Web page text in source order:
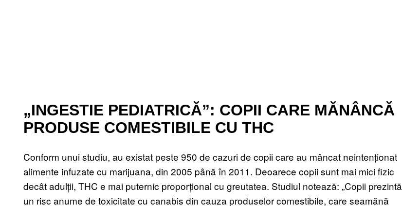
„INGESTIE PEDIATRICĂ”: COPII CARE MĂNÂNCĂ
PRODUSE COMESTIBILE CU THC
Conform unui studiu, au existat peste 950 de cazuri de copii care au mâncat neintenționat
alimente infuzate cu marijuana, din 2005 până în 2011. Deoarece copii sunt mai mici fizic
decât adulții, THC e mai puternic proporțional cu greutatea. Studiul notează: „Copii prezintă
un risc anume de toxicitate cu canabis din cauza produselor comestibile, care seamănă